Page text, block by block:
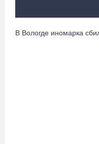
установить на холме крест
В Вологде иномарка